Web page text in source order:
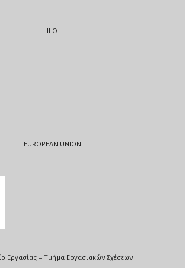
ILO
EUROPEAN UNION
Εργασίας – Τμήμα Εργασιακών Σχέσεων